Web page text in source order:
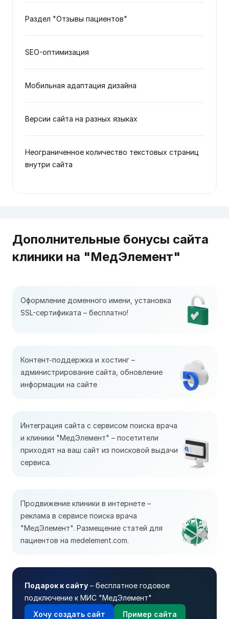
Раздел "Отзывы пациентов"
SEO-оптимизация
Мобильная адаптация дизайна
Версии сайта на разных языках
Неограниченное количество текстовых страниц
внутри сайта
Дополнительные бонусы сайта
клиники на "МедЭлемент"
Оформление доменного имени, установка
SSL-сертификата – бесплатно!
Контент-поддержка и хостинг –
администрирование сайта, обновление
информации на сайте
Интеграция сайта с сервисом поиска врача
и клиники "МедЭлемент" – посетители
приходят на ваш сайт из поисковой выдачи
сервиса.
Продвижение клиники в интернете –
реклама в сервисе поиска врача
"МедЭлемент". Размещение статей для
пациентов на medelement.com.
Подарок к сайту – бесплатное годовое
подключение к МИС "МедЭлемент"
Хочу создать сайт
Пример сайта